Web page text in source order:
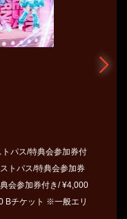
パス/特典会参加券付
トパス/特典会参加券
会参加券付き/ ¥4,000
Bチケット ※⼀般エリ